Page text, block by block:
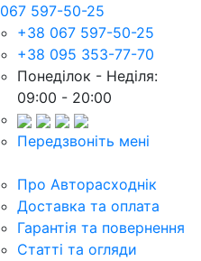
067 597-50-25
+38 067 597-50-25
+38 095 353-77-70
Понеділок - Неділя:
09:00 - 20:00
Передзвоніть мені
Про Авторасходнік
Доставка та оплата
Гарантія та повернення
Статті та огляди